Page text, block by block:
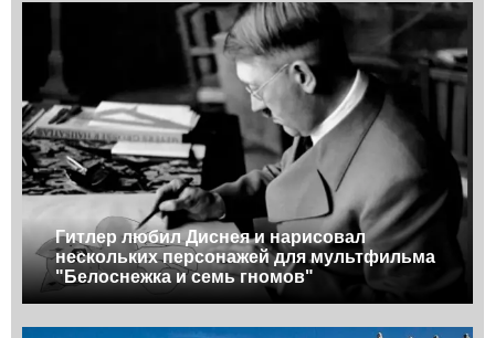
Гитлер любил Диснея и нарисовал
нескольких персонажей для мультфильма
"Белоснежка и семь гномов"